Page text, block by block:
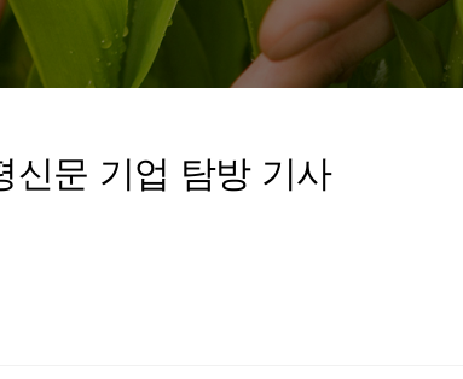
신문 기업 탐방 기사